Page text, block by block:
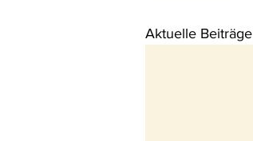
Aktuelle Beiträge